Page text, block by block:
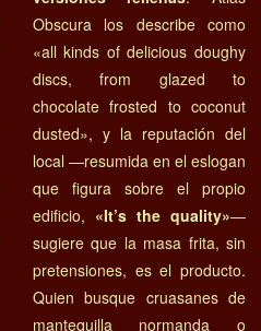
Obscura los describe como
«all kinds of delicious doughy
discs, from glazed to
chocolate frosted to coconut
dusted», y la reputación del
local —resumida en el eslogan
que figura sobre el propio
edificio, «It’s the quality»—
sugiere que la masa frita, sin
pretensiones, es el producto.
Quien busque cruasanes de
mantequilla normanda o